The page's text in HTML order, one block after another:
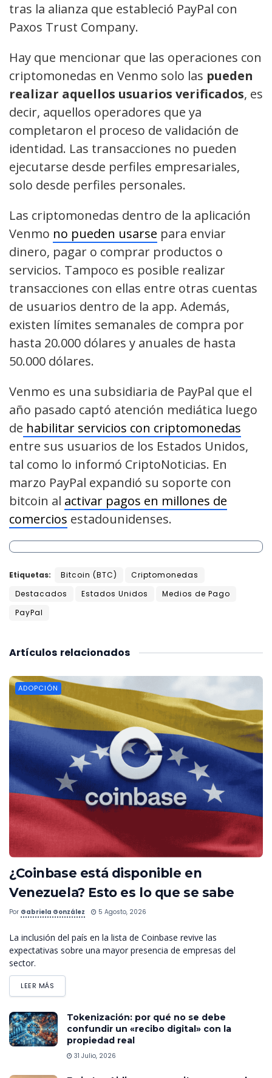
tras la alianza que estableció PayPal con
Paxos Trust Company.
Hay que mencionar que las operaciones con
criptomonedas en Venmo solo las pueden
realizar aquellos usuarios verificados, es
decir, aquellos operadores que ya
completaron el proceso de validación de
identidad. Las transacciones no pueden
ejecutarse desde perfiles empresariales,
solo desde perfiles personales.
Las criptomonedas dentro de la aplicación
Venmo no pueden usarse para enviar
dinero, pagar o comprar productos o
servicios. Tampoco es posible realizar
transacciones con ellas entre otras cuentas
de usuarios dentro de la app. Además,
existen límites semanales de compra por
hasta 20.000 dólares y anuales de hasta
50.000 dólares.
Venmo es una subsidiaria de PayPal que el
año pasado captó atención mediática luego
de habilitar servicios con criptomonedas
entre sus usuarios de los Estados Unidos,
tal como lo informó CriptoNoticias. En
marzo PayPal expandió su soporte con
bitcoin al activar pagos en millones de
comercios estadounidenses.
Etiquetas: Bitcoin (BTC)
Criptomonedas
Destacados
Estados Unidos
Medios de Pago
PayPal
relacionados
Artículos
ADOPCIÓN
¿Coinbase está disponible en
Venezuela? Esto es lo que se sabe
Por Gabriela González 5 Agosto, 2026
La inclusión del país en la lista de Coinbase revive las
expectativas sobre una mayor presencia de empresas del
sector.
LEER MÁS
Tokenización: por qué no se debe
confundir un «recibo digital» con la
propiedad real
31 Julio, 2026